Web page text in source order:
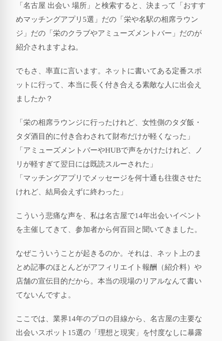
「名古屋 出会い 場所」と検索すると、決まって「おすす
めマッチングアプリ5選」だの「栄や名駅の相席ラウン
ジ」だの「栄のクラブやアミューズメントバー」だのが
紹介されますよね。
でもさ、率直に言います。ネットに書いてある定番スポ
ットに行って、本当に長く付き合える素敵な人に出会え
ましたか？
「栄の相席ラウンジに行ったけれど、女性側のタダ飯・
タダ酒目的に付き合わされて財布だけが軽くなった」
「アミューズメントバーやHUBで声をかけたけれど、ノ
リが軽すぎて翌日には既読スルーされた」
「マッチングアプリでメッセージを何十通も往復させた
けれど、結局会えずに終わった」
こういう悲痛な声を、私は名古屋で14年出会いイベント
を主催してきて、参加者から何百回と聞いてきました。
なぜこういうことが起きるのか。それは、ネット上のま
とめ記事のほとんどがアフィリエイト報酬（紹介料）や
店舗の宣伝目的だから。本当の現場のリアルなんて書い
てないんですよ。
ここでは、業界14年のプロの目線から、名古屋の主要な
出会いスポット15選の「理想と現実」を忖度なしに暴露